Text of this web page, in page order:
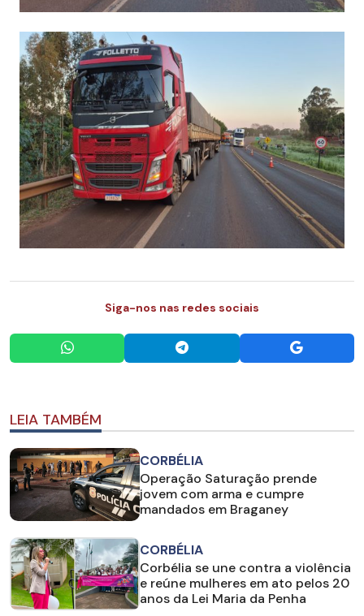
Siga-nos nas redes sociais
LEIA TAMBÉM
CORBÉLIA
Operação Saturação prende
jovem com arma e cumpre
mandados em Braganey
CORBÉLIA
Corbélia se une contra a violência
e reúne mulheres em ato pelos 20
anos da Lei Maria da Penha